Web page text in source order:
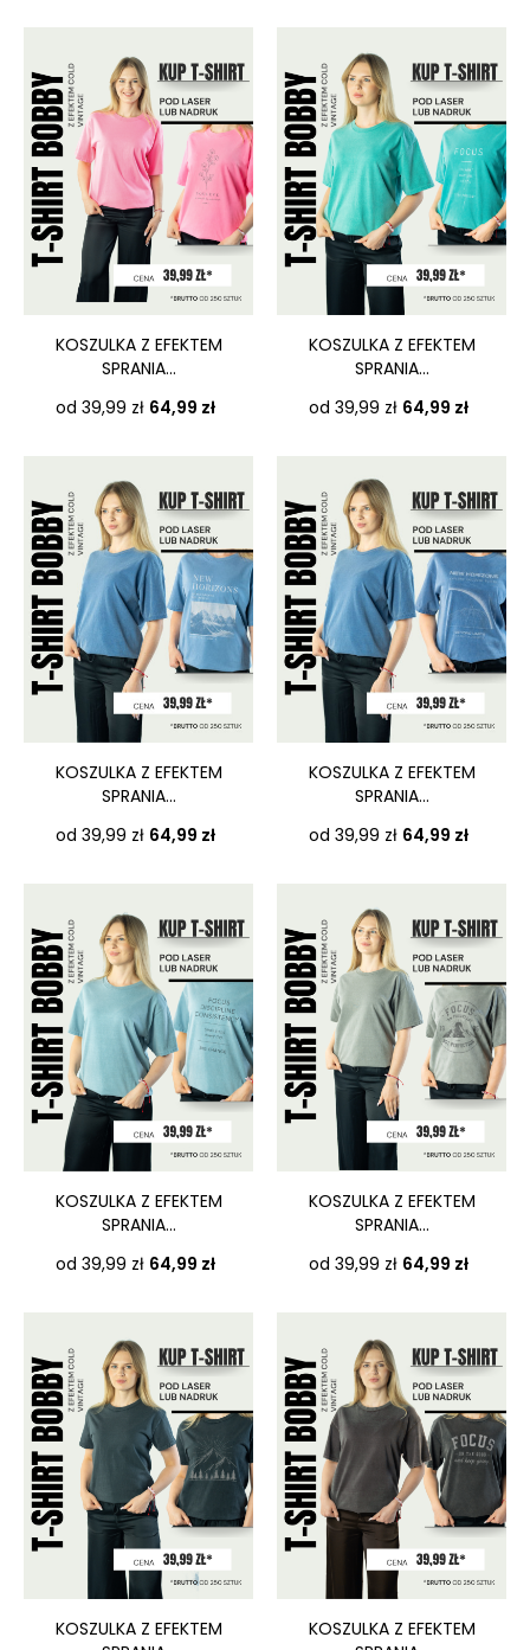
KOSZULKA Z EFEKTEM
SPRANIA...
od 39,99 zł Cena
64,99 zł
KOSZULKA Z EFEKTEM
SPRANIA...
od 39,99 zł Cena
64,99 zł
KOSZULKA Z EFEKTEM
SPRANIA...
od 39,99 zł Cena
64,99 zł
KOSZULKA Z EFEKTEM
SPRANIA...
od 39,99 zł Cena
64,99 zł
KOSZULKA Z EFEKTEM
SPRANIA...
od 39,99 zł Cena
64,99 zł
KOSZULKA Z EFEKTEM
SPRANIA...
od 39,99 zł Cena
64,99 zł
KOSZULKA Z EFEKTEM
KOSZULKA Z EFEKTEM